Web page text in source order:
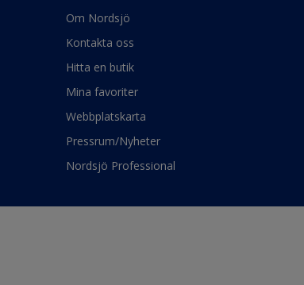
Om Nordsjö
Kontakta oss
Hitta en butik
Mina favoriter
Webbplatskarta
Pressrum/Nyheter
Nordsjö Professional